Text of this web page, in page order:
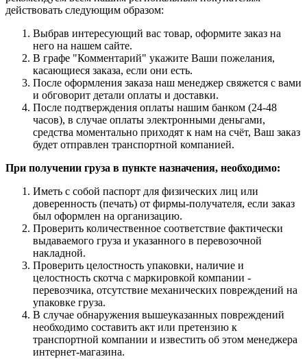
действовать следующим образом:
Выбрав интересующий вас товар, оформите заказ на
него на нашем сайте.
В графе "Комментарий" укажите Ваши пожелания,
касающиеся заказа, если они есть.
После оформления заказа наш менеджер свяжется с вами
и обговорит детали оплаты и доставки.
После подтверждения оплаты нашим банком (24-48
часов), в случае оплаты электронными деньгами,
средства моментально приходят к нам на счёт, Ваш заказ
будет отправлен транспортной компанией.
При получении груза в пункте назначения, необходимо:
Иметь с собой паспорт для физических лиц или
доверенность (печать) от фирмы-получателя, если заказ
был оформлен на организацию.
Проверить количественное соответствие фактически
выдаваемого груза и указанного в перевозочной
накладной.
Проверить целостность упаковки, наличие и
целостность скотча с маркировкой компании -
перевозчика, отсутствие механических повреждений на
упаковке груза.
В случае обнаружения вышеуказанных повреждений
необходимо составить акт или претензию к
транспортной компании и известить об этом менеджера
интернет-магазина.